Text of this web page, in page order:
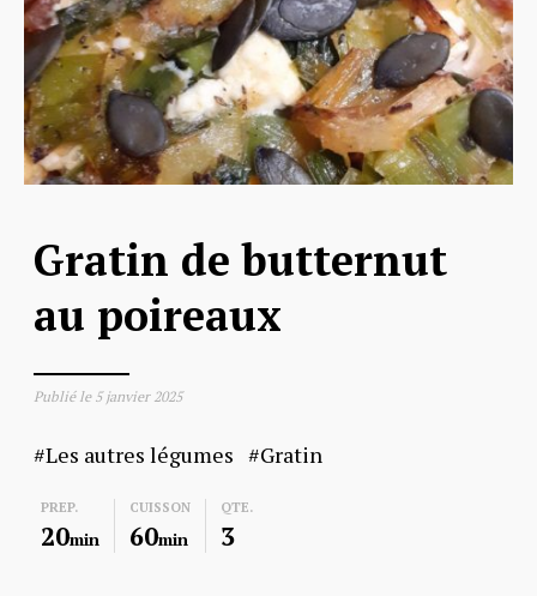
Gratin de butternut
au poireaux
Publié le 5 janvier 2025
Les autres légumes Gratin
PREP.
20min
CUISSON
60min
QTE.
3